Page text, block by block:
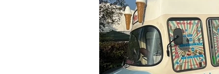
Indische Küche Kaffee
Smoothies Spätzle